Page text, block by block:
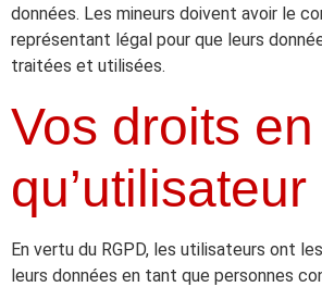
données. Les mineurs doivent avoir le
représentant légal pour que leurs
traitées et utilisées.
Vos droits
qu’utilisateur
En vertu du RGPD, les utilisateurs ont
leurs données en tant que personnes